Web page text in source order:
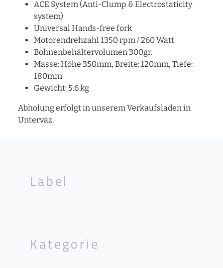
ACE System (Anti-Clump & Electrostaticity
system)
Universal Hands-free fork
Motorendrehzahl 1350 rpm / 260 Watt
Bohnenbehältervolumen 300gr.
Masse: Höhe 350mm, Breite: 120mm, Tiefe:
180mm
Gewicht: 5.6 kg
Abholung erfolgt in unserem Verkaufsladen in
Untervaz.
Label
Kategorie